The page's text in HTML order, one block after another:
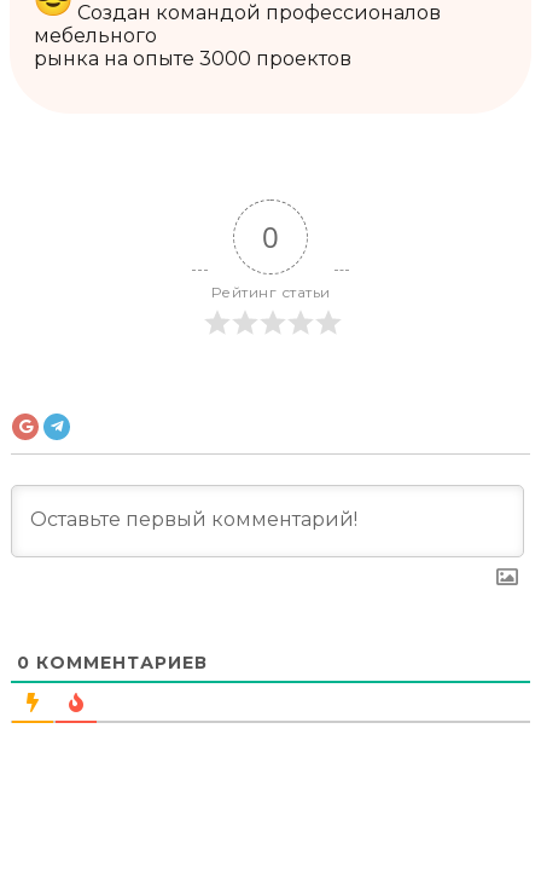
Создан командой профессионалов
мебельного
рынка на опыте 3000 проектов
0
Рейтинг статьи
0 КОММЕНТАРИЕВ